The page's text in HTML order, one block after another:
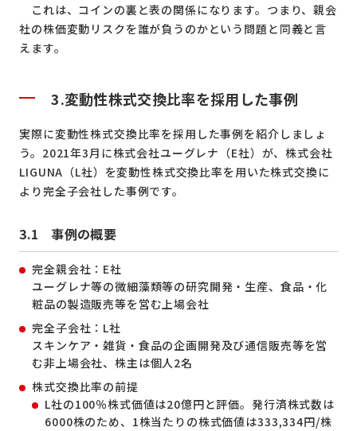
これは、コインの裏と表の関係になります。つまり、親会
社の株価変動リスクを誰が負うのかという問題と同義と言
えます。
3.変動性株式交換比率を採用した事例
実際に変動性株式交換比率を採用した事例を紹介しましょ
う。2021年3月に株式会社ユーグレナ（E社）が、株式会社
LIGUNA（L社）を変動性株式交換比率を用いた株式交換に
より完全子会社した事例です。
3.1 事例の概要
完全親会社：E社
ユーグレナ等の微細藻類等の研究開発・生産、食品・化
粧品の製造販売等を営む上場会社
完全子会社：L社
スキンケア・雑貨・食品の企画開発及び通信販売等を営
む非上場会社、株主は個人2名
株式交換比率の前提
L社の100％株式価値は20億円と評価。発行済株式数は
6000株のため、1株当たりの株式価値は333,334円/株